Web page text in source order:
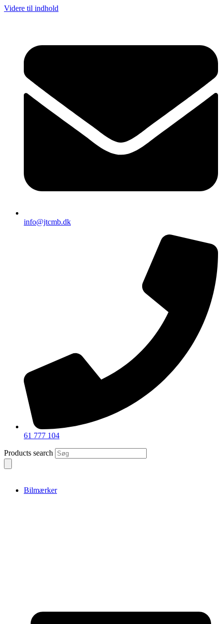
Videre til indhold
info@jtcmb.dk
61 777 104
Products search
Bilmærker